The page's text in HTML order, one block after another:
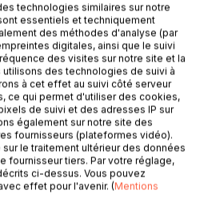
AU PANIER
technologies similaires sur notre
essentiels et techniquement
des méthodes d'analyse (par
digitales, ainsi que le suivi
des visites sur notre site et la
des technologies de suivi à
à cet effet au suivi côté serveur
ce qui permet d'utiliser des cookies,
de suivi et des adresses IP sur
également sur notre site des
fournisseurs (plateformes vidéo).
le traitement ultérieur des données
fournisseur tiers. Par votre réglage,
ci-dessus. Vous pouvez
effet pour l'avenir. (Mentions